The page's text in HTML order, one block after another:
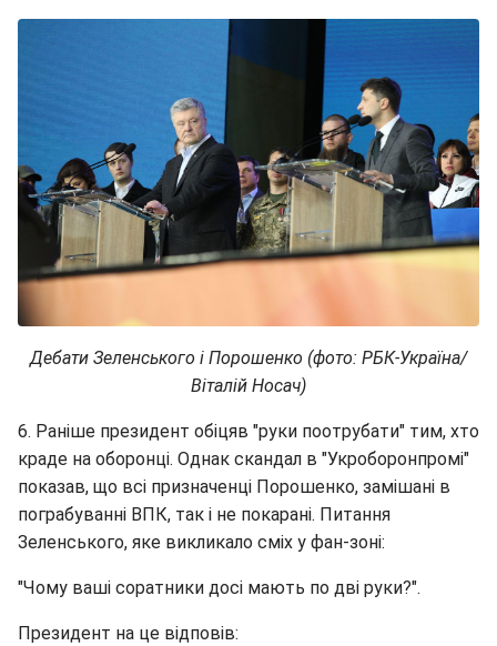
Дебати Зеленського і Порошенко (фото: РБК-Україна/
Віталій Носач)
6. Раніше президент обіцяв "руки поотрубати" тим, хто
краде на оборонці. Однак скандал в "Укроборонпромі"
показав, що всі призначенці Порошенко, замішані в
пограбуванні ВПК, так і не покарані. Питання
Зеленського, яке викликало сміх у фан-зоні:
"Чому ваші соратники досі мають по дві руки?".
Президент на це відповів: